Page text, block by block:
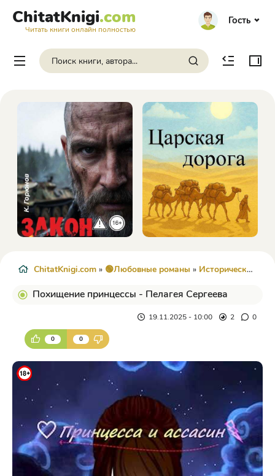
ChitatKnigi.com
Читать книги онлайн полностью
Гость
ChitatKnigi.com » 🟢Любовные романы » Исторические любовные романы
Похищение принцессы - Пелагея Сергеева
19.11.2025 - 10:00 2 0
0 0